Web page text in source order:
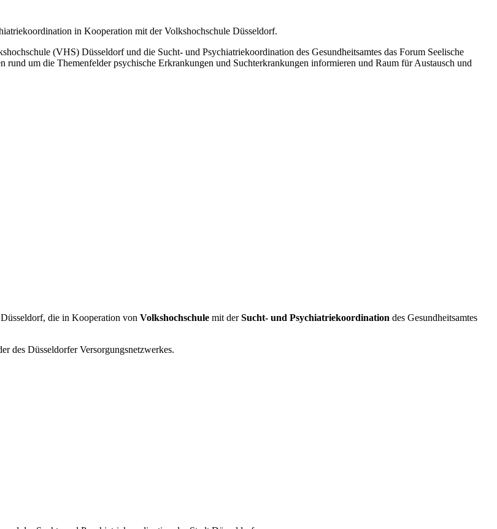
in Kooperation mit der Volkshochschule Düsseldorf.
(VHS) Düsseldorf und die Sucht- und Psychiatriekoordination des Gesundheitsamtes das Forum Seelische
um die Themenfelder psychische Erkrankungen und Suchterkrankungen informieren und Raum für Austausch und
die in Kooperation von Volkshochschule mit derSucht- und Psychiatriekoordination des Gesundheitsamtes
des Düsseldorfer Versorgungsnetzwerkes.